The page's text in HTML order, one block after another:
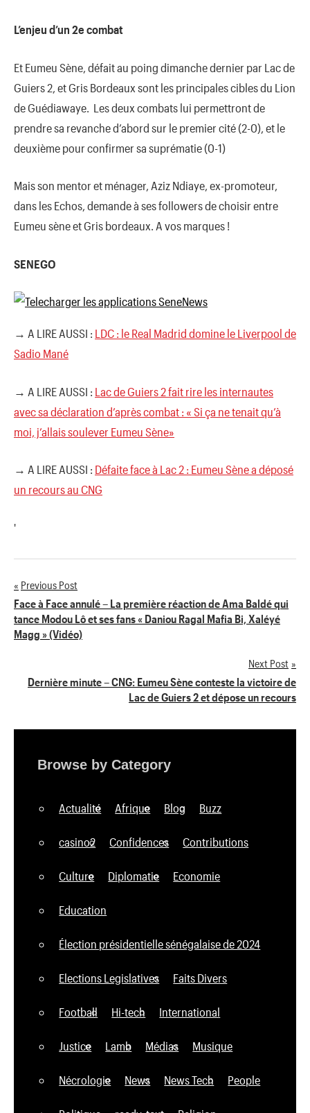
L’enjeu d’un 2e combat
Et Eumeu Sène, défait au poing dimanche dernier par Lac de
Guiers 2, et Gris Bordeaux sont les principales cibles du Lion
de Guédiawaye. Les deux combats lui permettront de
prendre sa revanche d’abord sur le premier cité (2-0), et le
deuxième pour confirmer sa suprématie (0-1)
Mais son mentor et ménager, Aziz Ndiaye, ex-promoteur,
dans les Echos, demande à ses followers de choisir entre
Eumeu sène et Gris bordeaux. A vos marques !
SENEGO
→ A LIRE AUSSI : LDC : le Real Madrid domine le Liverpool de
Sadio Mané
→ A LIRE AUSSI : Lac de Guiers 2 fait rire les internautes
avec sa déclaration d’après combat : « Si ça ne tenait qu’à
moi, j’allais soulever Eumeu Sène»
→ A LIRE AUSSI : Défaite face à Lac 2 : Eumeu Sène a déposé
un recours au CNG
'
Navigation
de
Previous Post
Face à Face annulé – La première réaction de Ama Baldé qui
tance Modou Lô et ses fans « Daniou Ragal Mafia Bi, Xaléyé
Magg » (Vidéo)
Next Post
Dernière minute – CNG: Eumeu Sène conteste la victoire de
Lac de Guiers 2 et dépose un recours
Browse by Category
Actualité Afrique Blog Buzz
casino2 Confidences Contributions
Culture Diplomatie Economie
Education
Élection présidentielle sénégalaise de 2024
Elections Legislatives Faits Divers
Football Hi-tech International
Justice Lamb Médias Musique
Nécrologie News News Tech People